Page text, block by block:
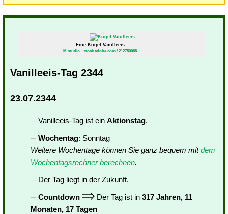
Eine Kugel Vanilleeis
M.studio - stock.adobe.com / 212750068
Vanilleeis-Tag 2344
23.07.2344
Vanilleeis-Tag ist ein Aktionstag.
Wochentag: Sonntag
Weitere Wochentage können Sie ganz bequem mitdem
Wochentagsrechner berechnen.
Der Tag liegt in der Zukunft.
Countdown
Der Tag ist in 317 Jahren, 11
Monaten, 17 Tagen